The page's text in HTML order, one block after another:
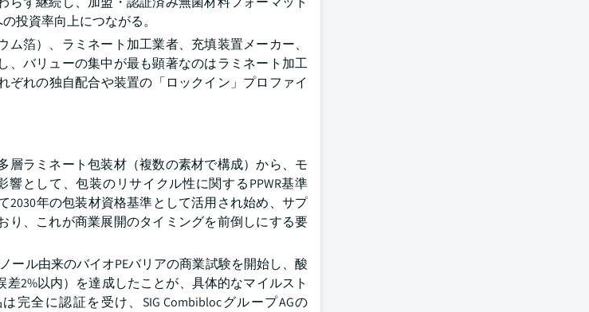
投資率向上につながる。
箔）、ラミネート加工業者、充填装置メーカー、
バリューの集中が最も顕著なのはラミネート加工
ぞれの独自配合や装置の「ロックイン」プロファイ
層ラミネート包装材（複数の素材で構成）から、モ
として、包装のリサイクル性に関するPPWR基準
2030年の包装材資格基準として活用され始め、サプ
り、これが商業展開のタイミングを前倒しにする要
ール由来のバイオPEバリアの商業試験を開始し、酸
2%以内）を達成したことが、具体的なマイルスト
全に認証を受け、SIG CombiblocグループAGの